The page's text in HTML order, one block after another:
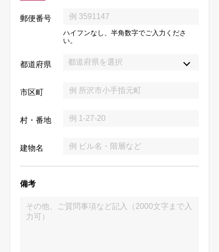
郵便番号
ハイフンなし、半角数字でご入力くださ
い。
都道府県
市区町
村・番地
建物名
備考